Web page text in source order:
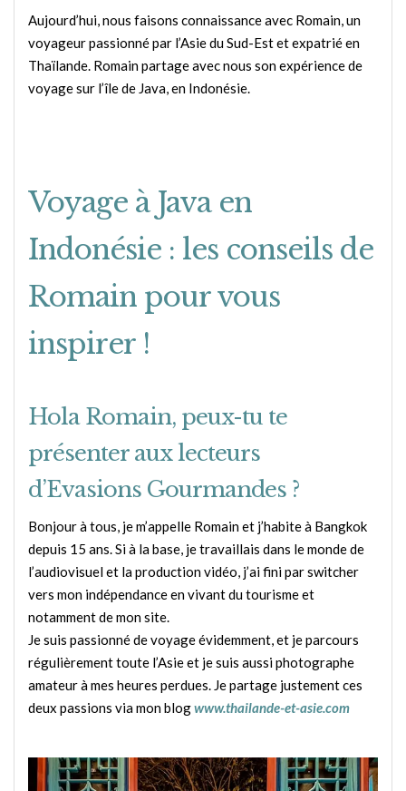
Aujourd’hui, nous faisons connaissance avec Romain, un
voyageur passionné par l’Asie du Sud-Est et expatrié en
Thaïlande. Romain partage avec nous son expérience de
voyage sur l’île de Java, en Indonésie.
Voyage à Java en
Indonésie : les conseils de
Romain pour vous
inspirer !
Hola Romain, peux-tu te
présenter aux lecteurs
d’Evasions Gourmandes ?
Bonjour à tous, je m’appelle Romain et j’habite à Bangkok
depuis 15 ans. Si à la base, je travaillais dans le monde de
l’audiovisuel et la production vidéo, j’ai fini par switcher
vers mon indépendance en vivant du tourisme et
notamment de mon site.
Je suis passionné de voyage évidemment, et je parcours
régulièrement toute l’Asie et je suis aussi photographe
amateur à mes heures perdues. Je partage justement ces
deux passions via mon blogwww.thailande-et-asie.com